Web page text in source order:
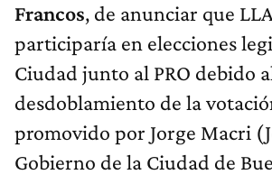
Francos, de anunciar que
participaría en elecciones
Ciudad junto al PRO debido
desdoblamiento de la
promovido por Jorge Macri
Gobierno de la Ciudad de